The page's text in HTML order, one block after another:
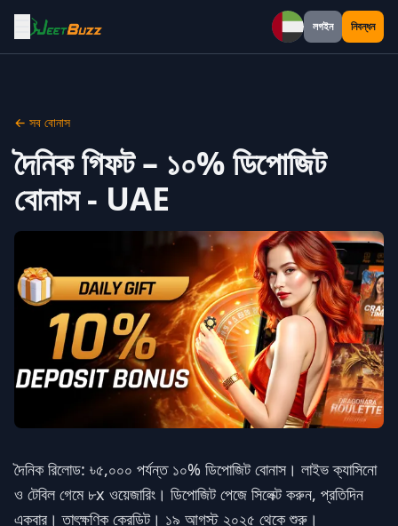
UAE লগইন নিবন্ধন
← সব বোনাস
দৈনিক গিফট – ১০% ডিপোজিট
বোনাস - UAE
দৈনিক রিলোড: ৳৫,০০০ পর্যন্ত ১০% ডিপোজিট বোনাস। লাইভ ক্যাসিনো
ও টেবিল গেমে ৮x ওয়েজারিং। ডিপোজিট পেজে সিলেক্ট করুন, প্রতিদিন
একবার। তাৎক্ষণিক ক্রেডিট। ১৯ আগস্ট ২০২৫ থেকে শুরু।